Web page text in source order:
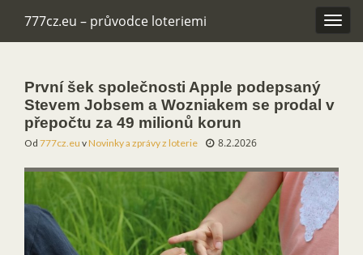
777cz.eu – průvodce loteriemi
První šek společnosti Apple podepsaný
Stevem Jobsem a Wozniakem se prodal v
přepočtu za 49 milionů korun
Od 777cz.eu vNovinky a zprávy z loterie 8.2.2026